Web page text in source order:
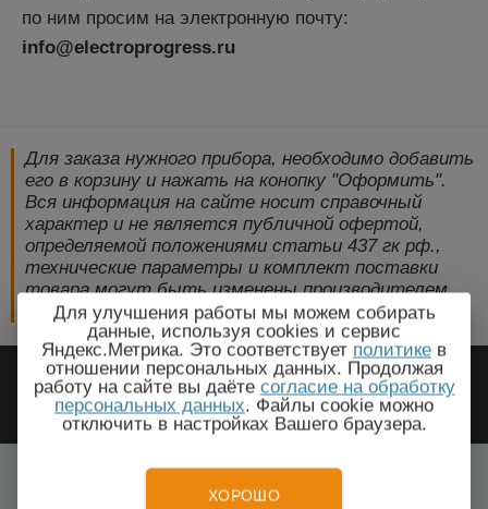
по ним просим на электронную почту:
info@electroprogress.ru
Для заказа нужного прибора, необходимо добавить
его в корзину и нажать на конопку "Оформить".
Вся информация на сайте носит справочный
характер и не является публичной офертой,
определяемой положениями статьи 437 гк рф.,
технические параметры и комплект поставки
товара могут быть изменены производителем
без предварительного уведомления!
2009-2026 © ЭлектроПрогресс -
Электротехническое оборудование
Туймазы, Республика Башкортостан
Для улучшения работы мы можем собирать
данные, используя cookies и сервис
Яндекс.Метрика. Это соответствует политике в
отношении персональных данных. Продолжая
работу на сайте вы даёте согласие на обработку
персональных данных. Файлы cookie можно
отключить в настройках Вашего браузера.
ХОРОШО